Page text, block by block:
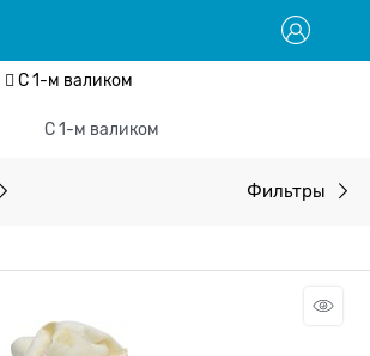
С 1-м валиком
С 1-м валиком
Фильтры